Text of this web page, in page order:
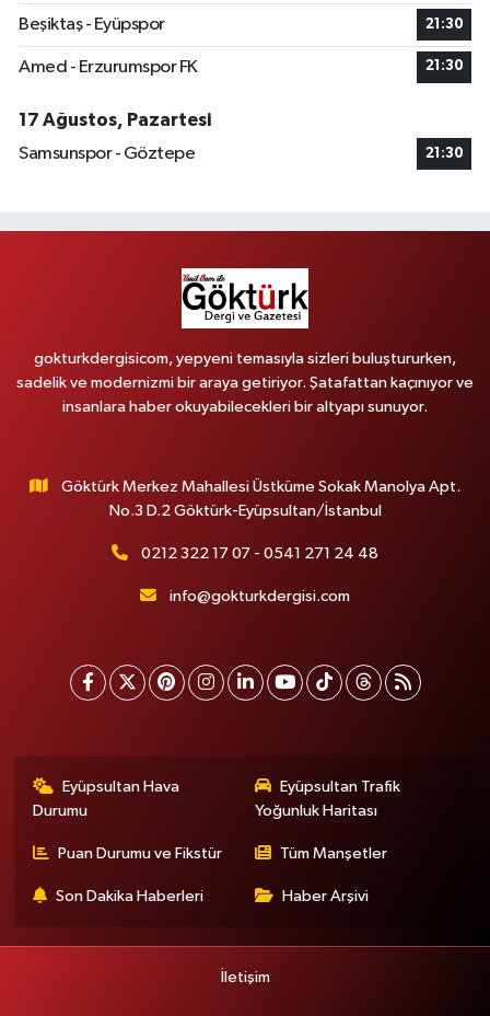
Beşiktaş - Eyüpspor 21:30
Amed - Erzurumspor FK 21:30
17 Ağustos, Pazartesi
Samsunspor - Göztepe
21:30
gokturkdergisicom, yepyeni temasıyla sizleri buluştururken,
sadelik ve modernizmi bir araya getiriyor. Şatafattan kaçınıyor ve
insanlara haber okuyabilecekleri bir altyapı sunuyor.
Göktürk Merkez Mahallesi Üstküme Sokak Manolya Apt.
No.3 D.2 Göktürk-Eyüpsultan/İstanbul
0212 322 17 07 - 0541 271 24 48
info@gokturkdergisi.com
Eyüpsultan Hava
Durumu
Eyüpsultan Trafik
Yoğunluk Haritası
Puan Durumu ve Fikstür Tüm Manşetler
Son Dakika Haberleri Haber Arşivi
İletişim